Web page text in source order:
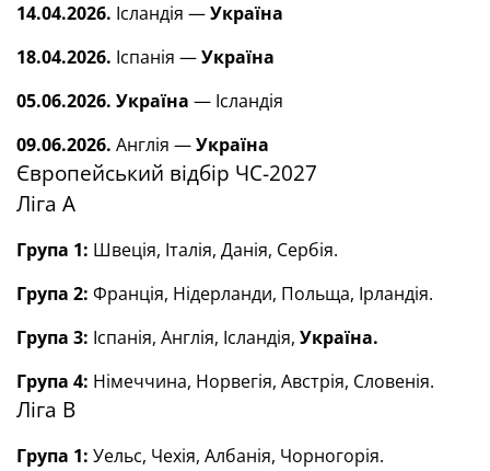
14.04.2026. Ісландія —Україна
18.04.2026. Іспанія —Україна
05.06.2026. Україна — Ісландія
09.06.2026. Англія —Україна
Європейський відбір ЧС-2027
Ліга А
Група 1: Швеція, Італія, Данія, Сербія.
Група 2: Франція, Нідерланди, Польща, Ірландія.
Група 3: Іспанія, Англія, Ісландія, Україна.
Група 4: Німеччина, Норвегія, Австрія, Словенія.
Ліга В
Група 1: Уельс, Чехія, Албанія, Чорногорія.